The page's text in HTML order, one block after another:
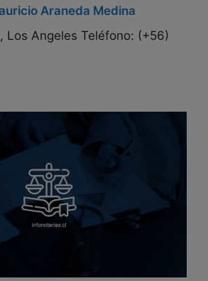
Araneda Medina
Los Angeles Teléfono: (+56)